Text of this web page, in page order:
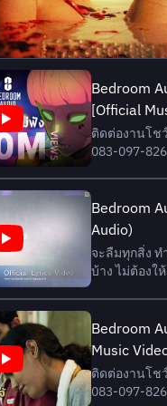
Bedroom
[Official
ติดต่องานโชว์ คุณเจ 084-
083-097-8262 ติดต่องานสปอนเซอ
995-9922 /
#เพลงที่เธอไ
Bedroom
Audio)
จะลืมทุกสิ่ง ท
บ้าง ไม่ต้องใ
ได้ที่... 1. iTunes Store
https://
rak/
Bedroom
Music
ติดต่องานโชว์ คุณเจ 084-
083-097-8262 ติดต่องานสปอนเซอ